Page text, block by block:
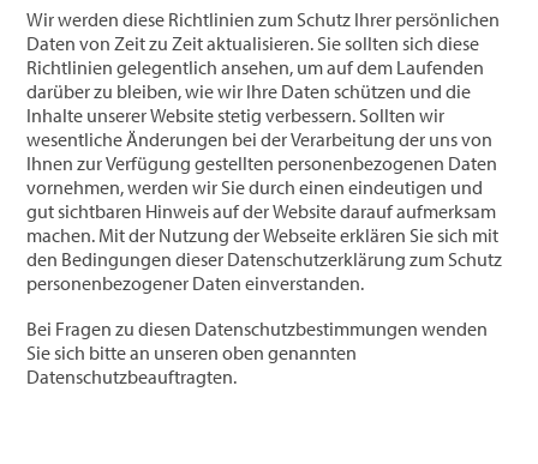
Wir werden diese Richtlinien zum Schutz Ihrer persönlichen
Daten von Zeit zu Zeit aktualisieren. Sie sollten sich diese
Richtlinien gelegentlich ansehen, um auf dem Laufenden
darüber zu bleiben, wie wir Ihre Daten schützen und die
Inhalte unserer Website stetig verbessern. Sollten wir
wesentliche Änderungen bei der Verarbeitung der uns von
Ihnen zur Verfügung gestellten personenbezogenen Daten
vornehmen, werden wir Sie durch einen eindeutigen und
gut sichtbaren Hinweis auf der Website darauf aufmerksam
machen. Mit der Nutzung der Webseite erklären Sie sich mit
den Bedingungen dieser Datenschutzerklärung zum Schutz
personenbezogener Daten einverstanden.
Bei Fragen zu diesen Datenschutzbestimmungen wenden
Sie sich bitte an unseren oben genannten
Datenschutzbeauftragten.